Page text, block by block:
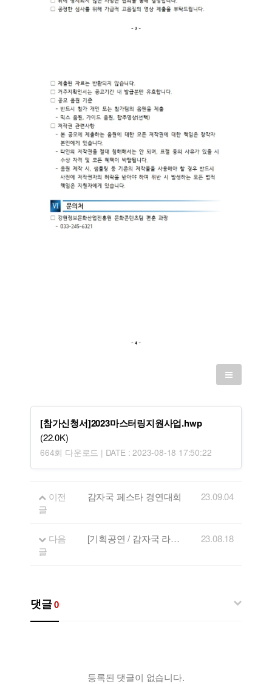
[참가신청서]2023마스터링지원사업.hwp
(22.0K)
664회 다운로드 | DATE : 2023-08-18 17:50:22
이전
글
감자국 페스타 경연대회 23.09.04
다음
글
[기획공연 / 감자국 라이브] 춘천, 강릉, 원주 공연 23.08.18
댓글0
등록된 댓글이 없습니다.